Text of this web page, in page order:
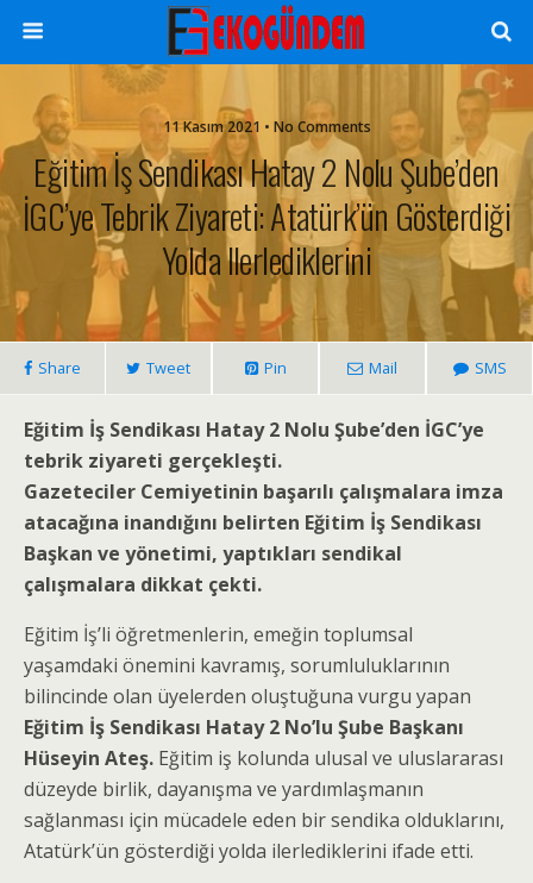
11 Kasım 2021 • No Comments
Eğitim İş Sendikası Hatay 2 Nolu Şube’den
İGC’ye Tebrik Ziyareti: Atatürk’ün Gösterdiği
Yolda Ilerlediklerini
Share Tweet Pin Mail SMS
Eğitim İş Sendikası Hatay 2 Nolu Şube’den İGC’ye
tebrik ziyareti gerçekleşti.
Gazeteciler Cemiyetinin başarılı çalışmalara imza
atacağına inandığını belirten Eğitim İş Sendikası
Başkan ve yönetimi, yaptıkları sendikal
çalışmalara dikkat çekti.
Eğitim İş’li öğretmenlerin, emeğin toplumsal
yaşamdaki önemini kavramış, sorumluluklarının
bilincinde olan üyelerden oluştuğuna vurgu yapan
Eğitim İş Sendikası Hatay 2 No’lu Şube Başkanı
Hüseyin Ateş. Eğitim iş kolunda ulusal ve uluslararası
düzeyde birlik, dayanışma ve yardımlaşmanın
sağlanması için mücadele eden bir sendika olduklarını,
Atatürk’ün gösterdiği yolda ilerlediklerini ifade etti.